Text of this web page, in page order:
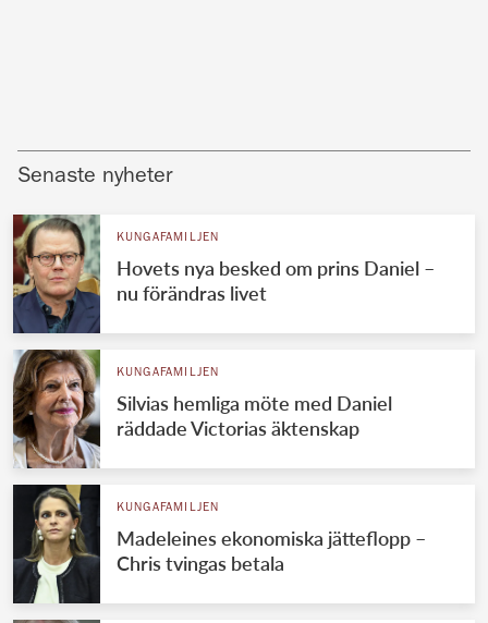
Senaste nyheter
KUNGAFAMILJEN
Hovets nya besked om prins Daniel –
nu förändras livet
KUNGAFAMILJEN
Silvias hemliga möte med Daniel
räddade Victorias äktenskap
KUNGAFAMILJEN
Madeleines ekonomiska jätteflopp –
Chris tvingas betala